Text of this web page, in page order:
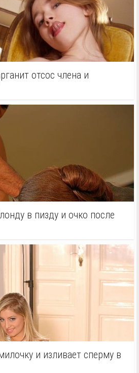
отсос члена и
в пизду и очко после
и изливает сперму в